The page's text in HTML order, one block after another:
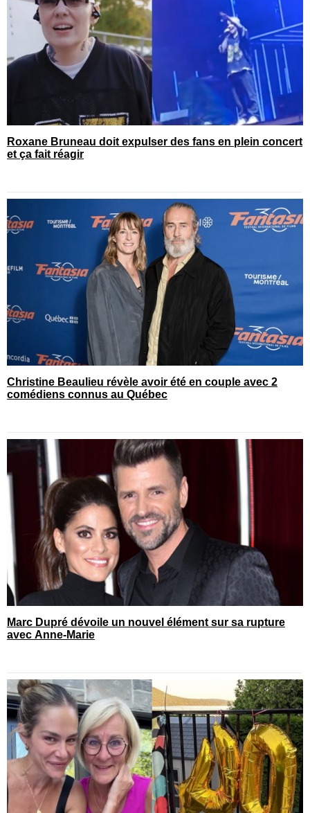
Roxane Bruneau doit expulser des fans en plein concert
et ça fait réagir
Christine Beaulieu révèle avoir été en couple avec 2
comédiens connus au Québec
Marc Dupré dévoile un nouvel élément sur sa rupture
avec Anne-Marie